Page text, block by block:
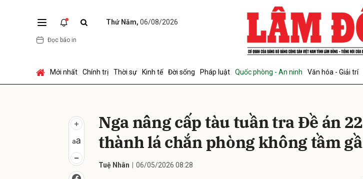
Thứ Năm, 06/08/2026
Đọc báo in
Mới nhất Chính trị Thời sự Kinh tế Đời sống Pháp luật Quốc phòng - An ninh Văn hóa - Giải trí
Nga nâng cấp tàu tuần tra Đề án
thành lá chắn phòng không tầm
Tuệ Nhân 06/05/2026 08:28
Gửi bình luận